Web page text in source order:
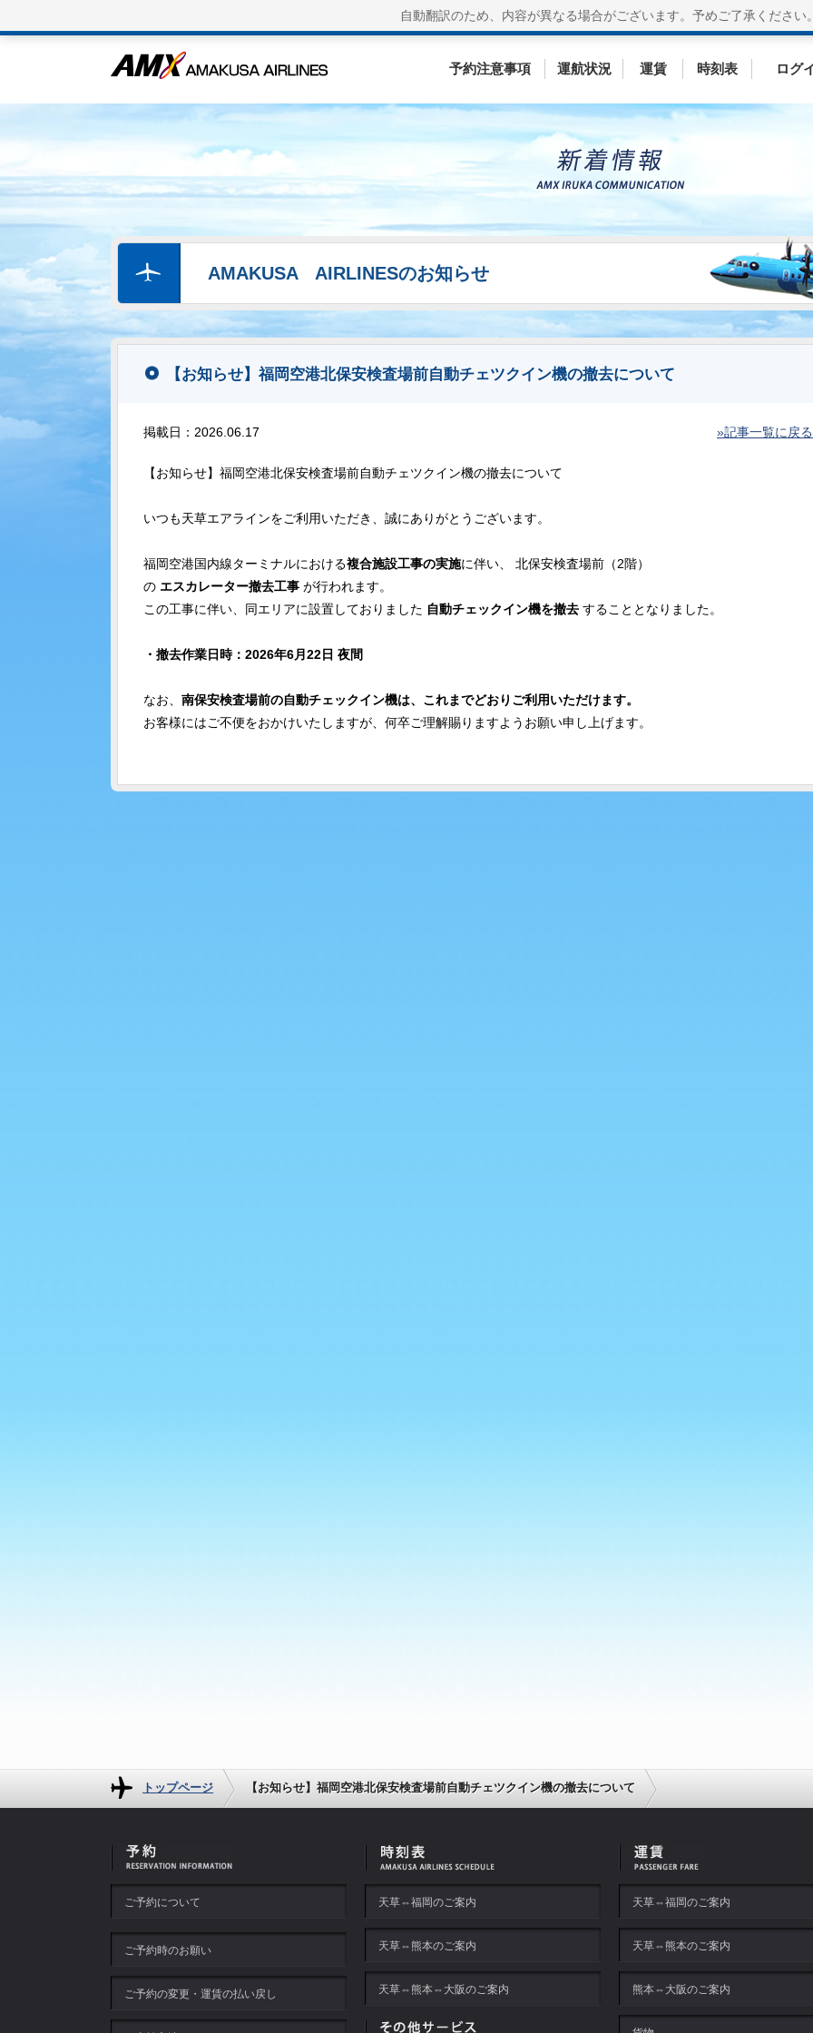
自動翻訳のため、内容が異なる場合がございます。 予めご了承ください
予約注意事項 運航状況 運賃 時刻表 ログ
AMAKUSA AIRLINESのお知らせ
【お知らせ】福岡空港北保安検査場前自動チェツクイン機の撤去について
掲載日：2026.06.17 »記事一覧に戻る
【お知らせ】福岡空港北保安検査場前自動チェツクイン機の撤去について
いつも天草エアラインをご利用いただき、誠にありがとうございます。
福岡空港国内線ターミナルにおける複合施設工事の実施に伴い、 北保安検査場前（2階）
の エスカレーター撤去工事 が行われます。
この工事に伴い、同エリアに設置しておりました 自動チェックイン機を撤去 することとなりました。
・撤去作業日時：2026年6月22日 夜間
なお、 南保安検査場前の自動チェックイン機は、これまでどおりご利用いただけます。
お客様にはご不便をおかけいたしますが、何卒ご理解賜りますようお願い申し上げます。
トップページ 【お知らせ】福岡空港北保安検査場前自動チェツクイン機の撤去について
ご予約について
ご予約時のお願い
ご予約の変更・運賃の払い戻し
天草⇔福岡のご案内
天草⇔熊本のご案内
天草⇔熊本⇔大阪のご案内
天草⇔福岡のご案内
天草⇔熊本のご案内
熊本⇔大阪のご案内